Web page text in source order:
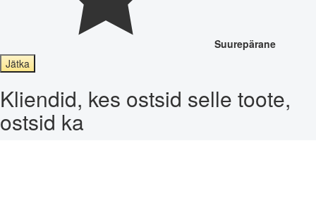
Suurepärane
Jätka
Kliendid, kes ostsid selle toote,
ostsid ka